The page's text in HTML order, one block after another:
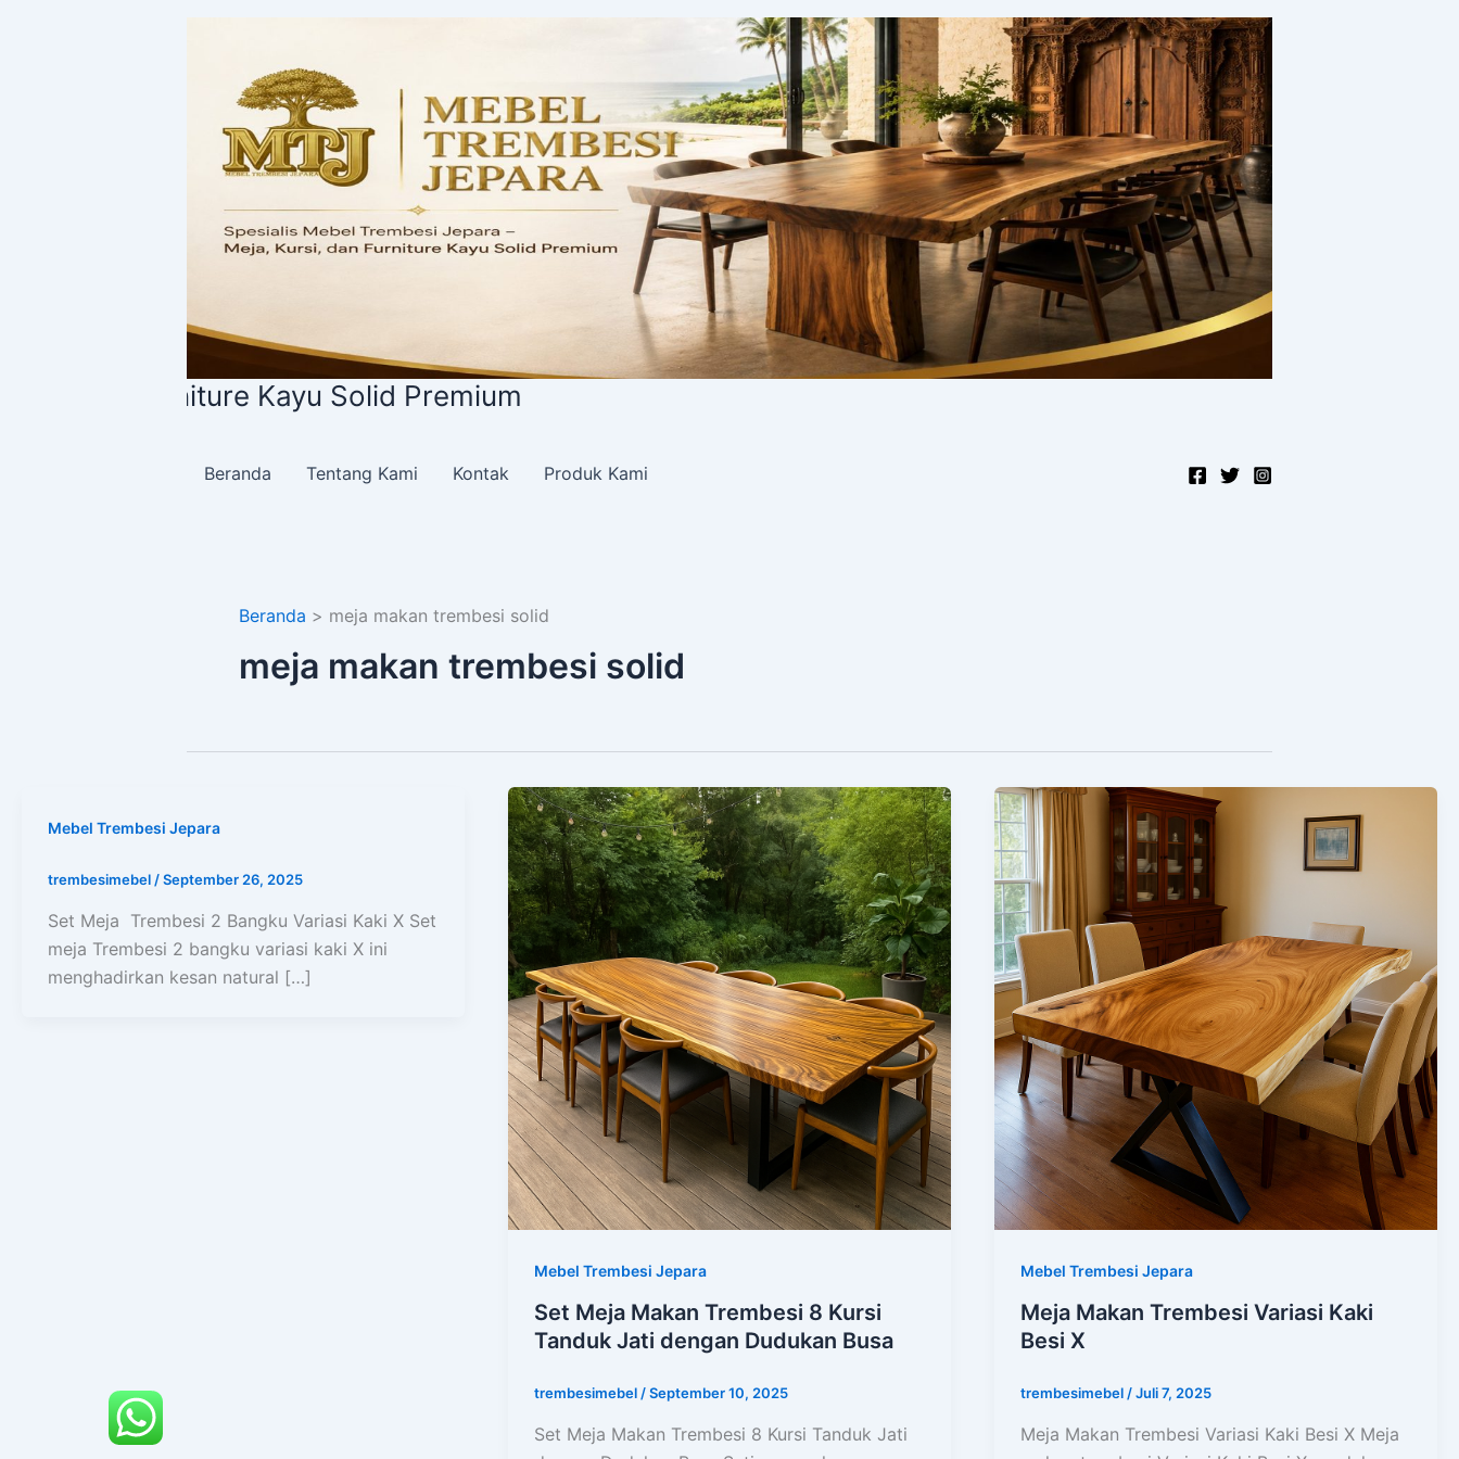
Kayu Solid Premium
Beranda Tentang Kami Kontak Produk Kami
Beranda meja makan trembesi solid
meja makan trembesi solid
Mebel Trembesi Jepara
trembesimebel/September 26, 2025
Set Meja Trembesi 2 Bangku Variasi Kaki X Set
meja Trembesi 2 bangku variasi kaki X ini
menghadirkan kesan natural […]
Mebel Trembesi Jepara
Set Meja Makan Trembesi 8 Kursi
Tanduk Jati dengan Dudukan Busa
trembesimebel /September 10, 2025
Set Meja Makan Trembesi 8 Kursi Tanduk Jati
Mebel Trembesi Jepara
Meja Makan Trembesi Variasi Kaki
Besi X
trembesimebel /Juli 7, 2025
Meja Makan Trembesi Variasi Kaki Besi X Meja